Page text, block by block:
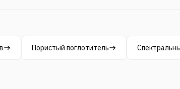
Пористый поглотитель